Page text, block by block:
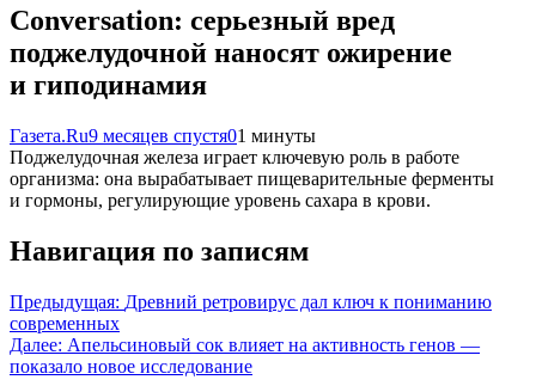
Conversation: серьезный вред
поджелудочной наносят ожирение
и гиподинамия
Газета.Ru9 месяцев спустя01 минуты
Поджелудочная железа играет ключевую роль в работе
организма: она вырабатывает пищеварительные ферменты
и гормоны, регулирующие уровень сахара в крови.
Навигация по записям
Предыдущая: Древний ретровирус дал ключ к пониманию
современных
Далее: Апельсиновый сок влияет на активность генов —
показало новое исследование